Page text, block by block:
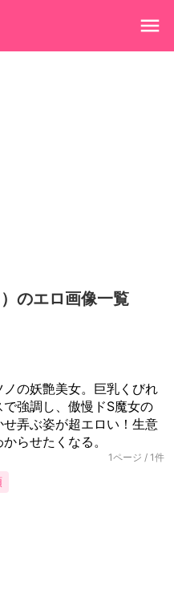
のエロ画像一覧
の妖艶美女。巨乳くびれ
強調し、傲慢ドS魔女の
弄ぶ姿が超エロい！生意
らせたくなる。
1ページ / 1件